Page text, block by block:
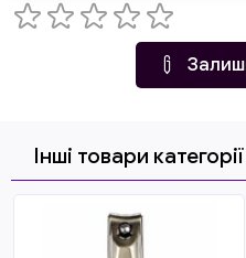
Інші товари категорії